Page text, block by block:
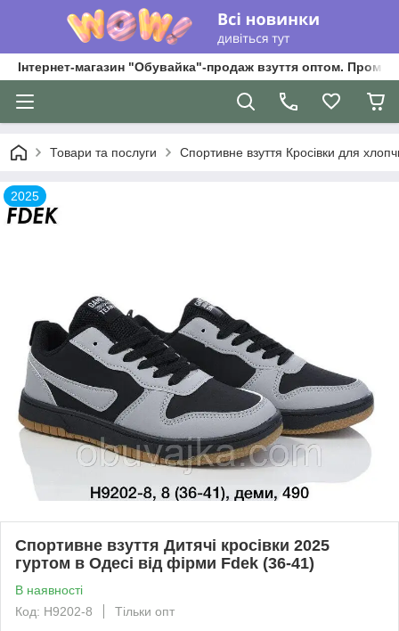
Інтернет-магазин "Обувайка"-продаж взуття оптом.
Товари та послуги Спортивне взуття Кросівки для
2025
Спортивне взуття Дитячі кросівки 2025
гуртом в Одесі від фірми Fdek (36-41)
В наявності
Код: H9202-8
Тільки опт